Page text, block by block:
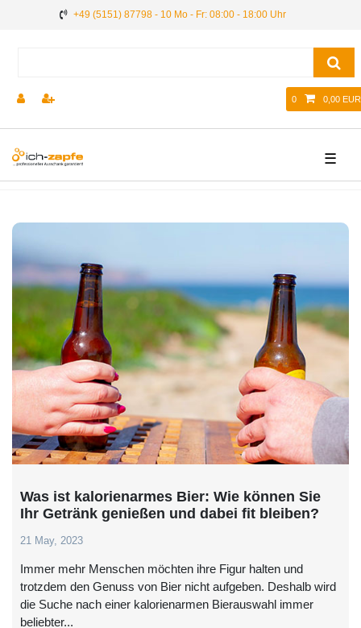
+49 (5151) 87798 - 10 Mo - Fr: 08:00 - 18:00 Uhr
0 0,00 EUR
☰
Was ist kalorienarmes Bier: Wie können Sie
Ihr Getränk genießen und dabei fit bleiben?
21 May, 2023
Immer mehr Menschen möchten ihre Figur halten und
trotzdem den Genuss von Bier nicht aufgeben. Deshalb wird
die Suche nach einer kalorienarmen Bierauswahl immer
beliebter...